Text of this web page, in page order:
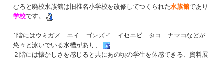
むろと廃校水族館は旧椎名小学校を改修してつくられた水族館であり
学校です。
1階にはウミガメ エイ ゴンズイ イセエビ タコ ナマコなどが
悠々と泳いでいる水槽があり、
２階には懐かしさを感じると共にあの頃の学生を体感できる、資料展